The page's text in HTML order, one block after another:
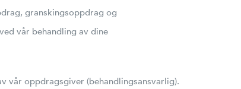
granskingsoppdrag og
vår behandling av dine
vår oppdragsgiver (behandlingsansvarlig).